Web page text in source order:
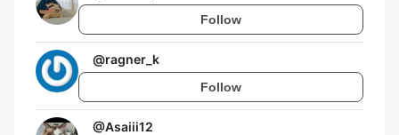
Follow
@ragner_k
Follow
@Asaiii12